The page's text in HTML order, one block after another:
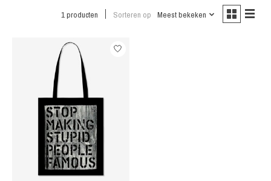
1 producten Sorteren op Meest bekeken